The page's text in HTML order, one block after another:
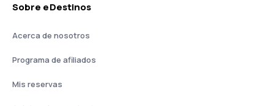
Sobre eDestinos
Acerca de nosotros
Programa de afiliados
Mis reservas